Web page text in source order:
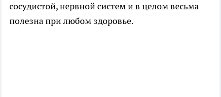
сосудистой, нервной систем и в целом весьма
полезна при любом здоровье.